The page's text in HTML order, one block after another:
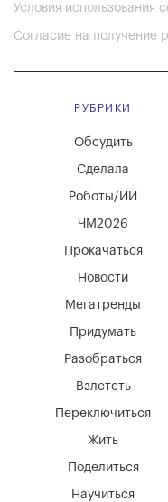
Условия использования
Согласие на получение
РУБРИКИ
Мегатренды
Придумать
Разобраться
Взлететь
Новости
Переключиться
Жить
Поделиться
Научиться
Обсудить
Сделала
Роботы/ИИ
ЧМ2026
Прокачаться